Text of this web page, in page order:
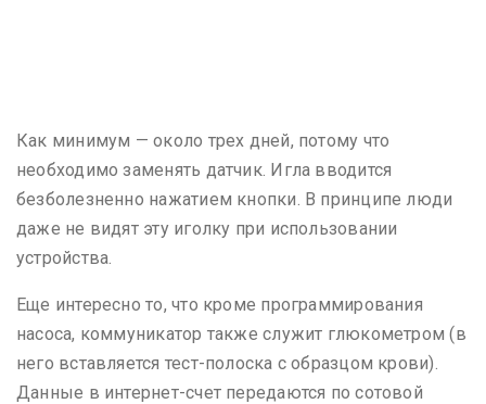
Как минимум — около трех дней, потому что
необходимо заменять датчик. Игла вводится
безболезненно нажатием кнопки. В принципе люди
даже не видят эту иголку при использовании
устройства.
Еще интересно то, что кроме программирования
насоса, коммуникатор также служит глюкометром (в
него вставляется тест-полоска с образцом крови).
Данные в интернет-счет передаются по сотовой